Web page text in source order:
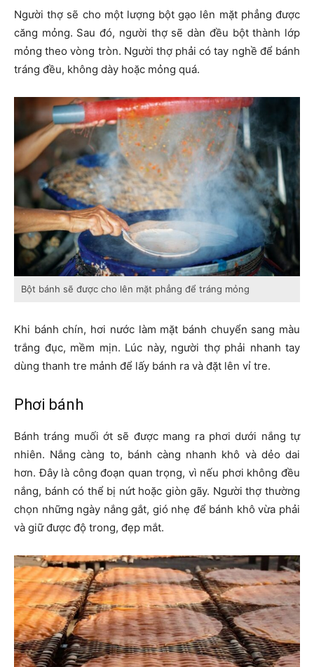
Người thợ sẽ cho một lượng bột gạo lên mặt phẳng được
căng mỏng. Sau đó, người thợ sẽ dàn đều bột thành lớp
mỏng theo vòng tròn. Người thợ phải có tay nghề để bánh
tráng đều, không dày hoặc mỏng quá.
Bột bánh sẽ được cho lên mặt phẳng để tráng mỏng
Khi bánh chín, hơi nước làm mặt bánh chuyển sang màu
trắng đục, mềm mịn. Lúc này, người thợ phải nhanh tay
dùng thanh tre mảnh để lấy bánh ra và đặt lên vỉ tre.
Phơi bánh
Bánh tráng muối ớt sẽ được mang ra phơi dưới nắng tự
nhiên. Nắng càng to, bánh càng nhanh khô và dẻo dai
hơn. Đây là công đoạn quan trọng, vì nếu phơi không đều
nắng, bánh có thể bị nứt hoặc giòn gãy. Người thợ thường
chọn những ngày nắng gắt, gió nhẹ để bánh khô vừa phải
và giữ được độ trong, đẹp mắt.